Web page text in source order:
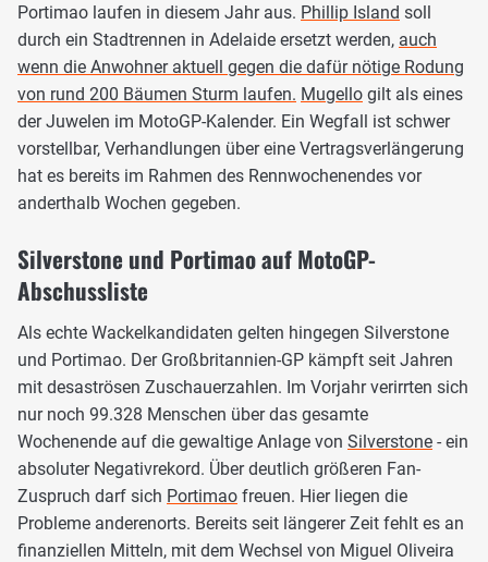
Portimao laufen in diesem Jahr aus. Phillip Island soll
durch ein Stadtrennen in Adelaide ersetzt werden, auch
wenn die Anwohner aktuell gegen die dafür nötige Rodung
von rund 200 Bäumen Sturm laufen. Mugello gilt als eines
der Juwelen im MotoGP-Kalender. Ein Wegfall ist schwer
vorstellbar, Verhandlungen über eine Vertragsverlängerung
hat es bereits im Rahmen des Rennwochenendes vor
anderthalb Wochen gegeben.
Silverstone und Portimao auf MotoGP-
Abschussliste
Als echte Wackelkandidaten gelten hingegen Silverstone
und Portimao. Der Großbritannien-GP kämpft seit Jahren
mit desaströsen Zuschauerzahlen. Im Vorjahr verirrten sich
nur noch 99.328 Menschen über das gesamte
Wochenende auf die gewaltige Anlage von Silverstone - ein
absoluter Negativrekord. Über deutlich größeren Fan-
Zuspruch darf sich Portimao freuen. Hier liegen die
Probleme anderenorts. Bereits seit längerer Zeit fehlt es an
finanziellen Mitteln, mit dem Wechsel von Miguel Oliveira